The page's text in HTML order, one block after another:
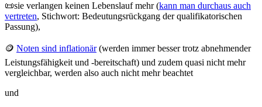
📜sie verlangen keinen Lebenslauf mehr (kann man durchaus auch
vertreten, Stichwort: Bedeutungsrückgang der qualifikatorischen
Passung),
🪙 Noten sind inflationär(werden immer besser trotz abnehmender
Leistungsfähigkeit und -bereitschaft) und zudem quasi nicht mehr
vergleichbar, werden also auch nicht mehr beachtet
und